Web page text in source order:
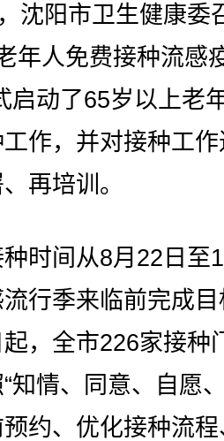
沈阳市卫生健康委
年人免费接种流感
启动了65岁以上老
作，并对接种工
再培训。
间从8月22日至
行季来临前完成
，全市226家接种
知情、同意、自愿
约、优化接种流